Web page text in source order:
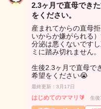
2.3ヶ月で直母でき
をください。
産まれてからの直母
いからか嫌がられる）
分泌は悪くないです
ミに踏み切れません。
生後2.3ヶ月で直母で
希望をください😭
最終更新：3月17日
はじめてのママリ🔰 生後